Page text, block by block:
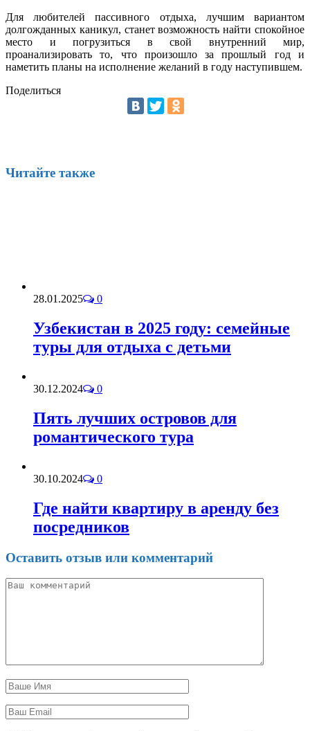
Для любителей пассивного отдыха, лучшим вариантом
долгожданных каникул, станет возможность найти спокойное
место и погрузиться в свой внутренний мир,
проанализировать то, что произошло за прошлый год и
наметить планы на исполнение желаний в году наступившем.
Поделиться
Читайте также
28.01.2025 0
Узбекистан в 2025 году: семейные
туры для отдыха с детьми
30.12.2024 0
Пять лучших островов для
романтического тура
30.10.2024 0
Где найти квартиру в аренду без
посредников
Оставить отзыв или комментарий